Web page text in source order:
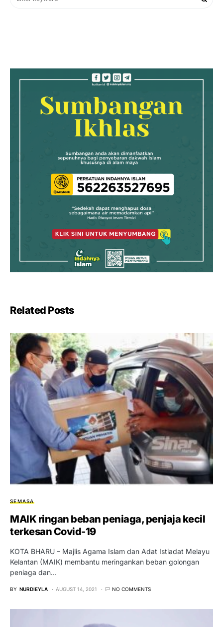
Related Posts
SEMASA
MAIK ringan beban peniaga, penjaja kecil
terkesan Covid-19
KOTA BHARU – Majlis Agama Islam dan Adat Istiadat Melayu
Kelantan (MAIK) membantu meringankan beban golongan
peniaga dan…
BY NURDIEYLA AUGUST 14, 2021 NO COMMENTS